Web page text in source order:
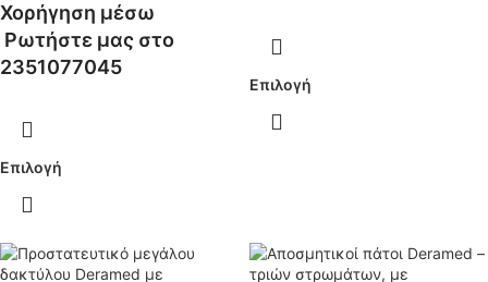
Χορήγηση μέσω
Ρωτήστε μας στο
2351077045
Επιλογή
Επιλογή